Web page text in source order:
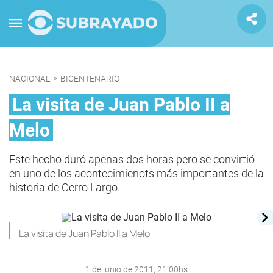
NACIONAL > BICENTENARIO
La visita de Juan Pablo II a
Melo
Este hecho duró apenas dos horas pero se convirtió
en uno de los acontecimienots más importantes de la
historia de Cerro Largo.
La visita de Juan Pablo II a Melo
1 de junio de 2011, 21:00hs